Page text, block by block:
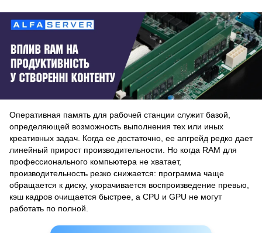
Оперативная память для рабочей станции служит базой,
определяющей возможность выполнения тех или иных
креативных задач. Когда ее достаточно, ее апгрейд редко дает
линейный прирост производительности. Но когда RAM для
профессионального компьютера не хватает,
производительность резко снижается: программа чаще
обращается к диску, укорачивается воспроизведение превью,
кэш кадров очищается быстрее, а CPU и GPU не могут
работать по полной.